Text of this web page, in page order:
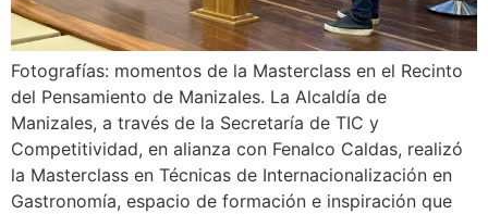
Fotografías: momentos de la Masterclass en el Recinto
del Pensamiento de Manizales. La Alcaldía de
Manizales, a través de la Secretaría de TIC y
Competitividad, en alianza con Fenalco Caldas, realizó
la Masterclass en Técnicas de Internacionalización en
Gastronomía, espacio de formación e inspiración que